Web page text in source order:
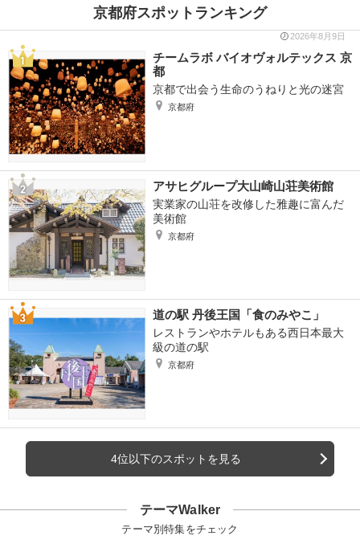
京都府スポットランキング
2026年8月9日
チームラボ バイオヴォルテックス 京
都
京都で出会う生命のうねりと光の迷宮
京都府
アサヒグループ大山崎山荘美術館
実業家の山荘を改修した雅趣に富んだ
美術館
京都府
道の駅 丹後王国「食のみやこ」
レストランやホテルもある西日本最大
級の道の駅
京都府
4位以下のスポットを見る
テーマWalker
テーマ別特集をチェック